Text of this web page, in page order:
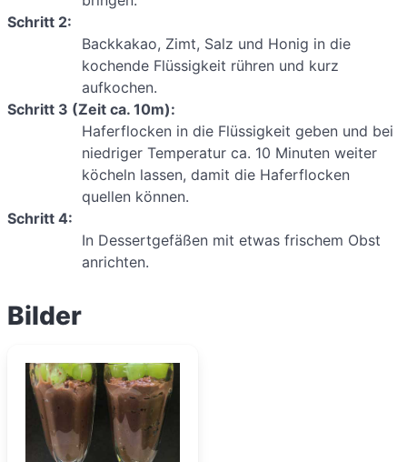
Schritt 2:
Backkakao, Zimt, Salz und Honig in die
kochende Flüssigkeit rühren und kurz
aufkochen.
Schritt 3 (Zeit ca. 10m):
Haferflocken in die Flüssigkeit geben und bei
niedriger Temperatur ca. 10 Minuten weiter
köcheln lassen, damit die Haferflocken
quellen können.
Schritt 4:
In Dessertgefäßen mit etwas frischem Obst
anrichten.
Bilder